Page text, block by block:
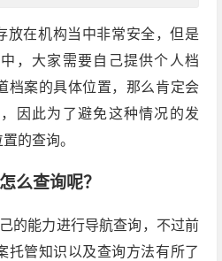
放在机构当中非常安全，但是
，大家需要自己提供个人档
档案的具体位置，那么肯定会
因此为了避免这种情况的发
的查询。
么查询呢？
的能力进行导航查询，不过前
托管知识以及查询方法有所了